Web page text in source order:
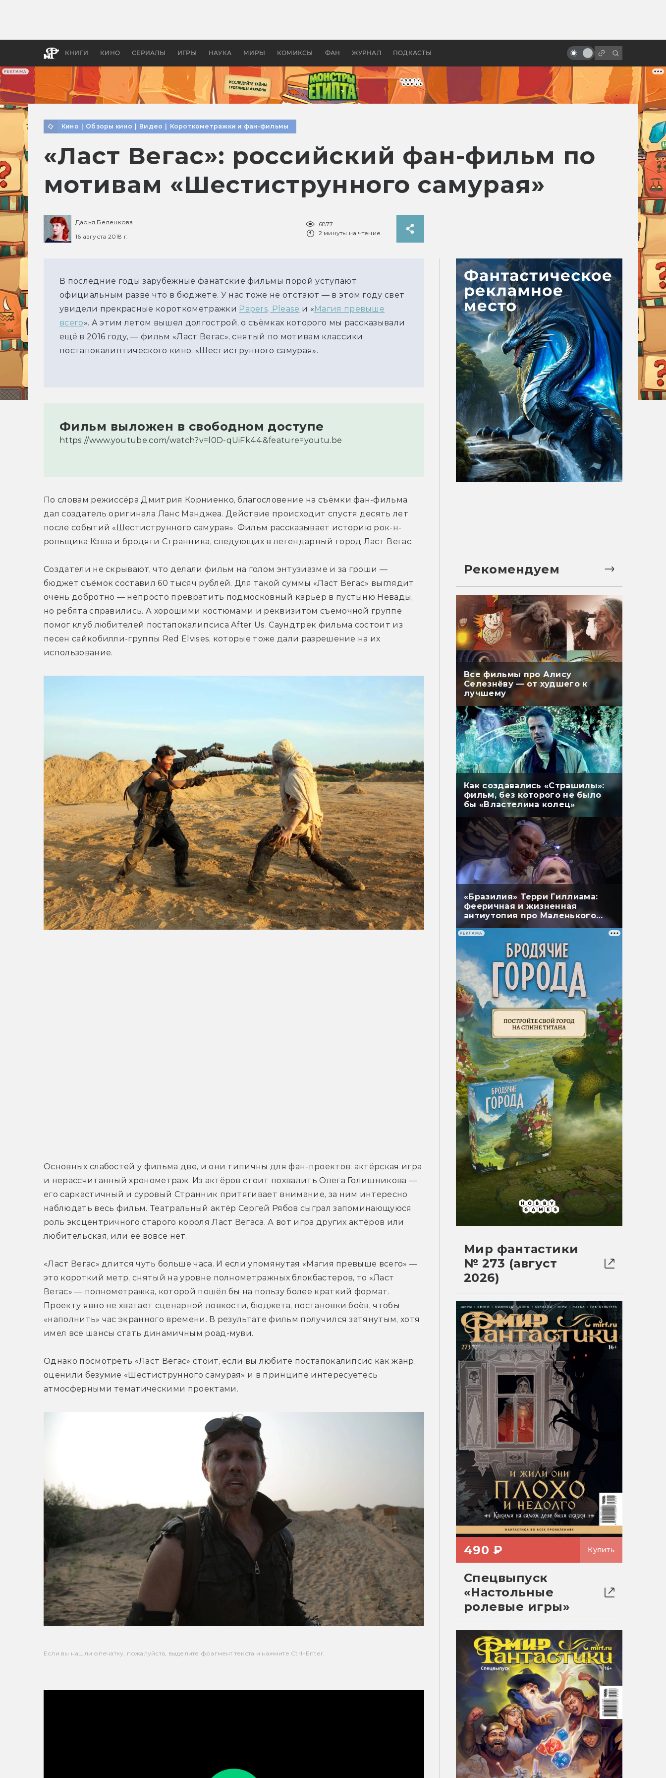
РЕКЛАМА
КНИГИ КИНО СЕРИАЛЫ ИГРЫ НАУКА МИРЫ КОМИКСЫ ФАН ЖУРНАЛ ПОДКАСТЫ
апокалипсис, в России —
бы «Властелина колец»
«Люди Икс»: всё о фильмах серии
Кино Обзоры кино Видео Короткометражки и фан-фильмы
«Ласт Вегас»: российский фан-фильм по
мотивам «Шестиструнного самурая»
Дарья Беленкова
16 августа 2018 г.
6877
2 минуты на чтение
В последние годы зарубежные фанатские фильмы порой уступают
официальным разве что в бюджете. У нас тоже не отстают — в этом году свет
увидели прекрасные короткометражки Papers, Please и « Магия превыше
всего». А этим летом вышел долгострой, о съёмках которого мы рассказывали
ещё в 2016 году, — фильм «Ласт Вегас», снятый по мотивам классики
постапокалиптического кино, «Шестиструнного самурая».
Фильм выложен в свободном доступе
https://www.youtube.com/watch?v=l0D-qUiFk44&feature=youtu.be
По словам режиссёра Дмитрия Корниенко, благословение на съёмки фан-фильма
дал создатель оригинала Ланс Манджеа. Действие происходит спустя десять лет
после событий «Шестиструнного самурая». Фильм рассказывает историю рок-н-
рольщика Кэша и бродяги Странника, следующих в легендарный город Ласт Вегас.
Создатели не скрывают, что делали фильм на голом энтузиазме и за гроши —
бюджет съёмок составил 60 тысяч рублей. Для такой суммы «Ласт Вегас» выглядит
очень добротно — непросто превратить подмосковный карьер в пустыню Невады,
но ребята справились. А хорошими костюмами и реквизитом съёмочной группе
помог клуб любителей постапокалипсиса After Us. Саундтрек фильма состоит из
песен сайкобилли-группы Red Elvises, которые тоже дали разрешение на их
использование.
Основных слабостей у фильма две, и они типичны для фан-проектов: актёрская игра
и нерассчитанный хронометраж. Из актёров стоит похвалить Олега Голишникова —
его саркастичный и суровый Странник притягивает внимание, за ним интересно
наблюдать весь фильм. Театральный актёр Сергей Рябов сыграл запоминающуюся
роль эксцентричного старого короля Ласт Вегаса. А вот игра других актёров или
любительская, или её вовсе нет.
«Ласт Вегас» длится чуть больше часа. И если упомянутая «Магия превыше всего» —
это короткий метр, снятый на уровне полнометражных блокбастеров, то «Ласт
Вегас» — полнометражка, которой пошёл бы на пользу более краткий формат.
Проекту явно не хватает сценарной ловкости, бюджета, постановки боёв, чтобы
«наполнить» час экранного времени. В результате фильм получился затянутым, хотя
имел все шансы стать динамичным роад-муви.
Однако посмотреть «Ласт Вегас» стоит, если вы любите постапокалипсис как жанр,
оценили безумие «Шестиструнного самурая» и в принципе интересуетесь
атмосферными тематическими проектами.
Если вы нашли опечатку, пожалуйста, выделите фрагмент текста и нажмите Ctrl+Enter.
Рекомендуем
Все фильмы про Алису
Селезнёву — от худшего к
лучшему
Как создавались «Страшилы»:
фильм, без которого не было
бы «Властелина колец»
«Бразилия» Терри Гиллиама:
фееричная и жизненная
антиутопия про Маленького
РЕКЛАМА
Мир фантастики
№ 273 (август
2026)
490 ₽ Купить
Спецвыпуск
«Настольные
ролевые игры»